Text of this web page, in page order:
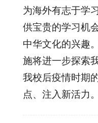
为海外有志于学
供宝贵的学习机
中华文化的兴趣
施将进一步探索
我校后疫情时期
点、注入新活力。